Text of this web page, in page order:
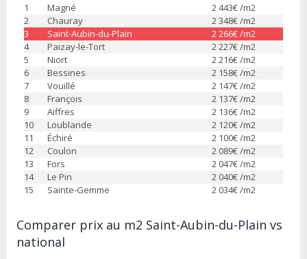
1 Magné 2 443€ /m2
2
Chauray 2 348€ /m2
3
Saint-Aubin-du-Plain 2 266€ /m2
4
Paizay-le-Tort 2 227€ /m2
5
Niort 2 216€ /m2
6
Bessines 2 158€ /m2
7
Vouillé 2 147€ /m2
8
François 2 137€ /m2
9
Aiffres 2 136€ /m2
10
Loublande 2 120€ /m2
11
Échiré 2 100€ /m2
12
Coulon 2 089€ /m2
13
Fors 2 047€ /m2
14
Le Pin 2 040€ /m2
15
Sainte-Gemme 2 034€ /m2
Comparer prix au m2 Saint-Aubin-du-Plain vs
national